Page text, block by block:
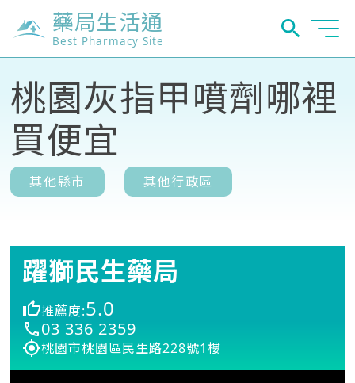
藥局生活通
Best Pharmacy Site
桃園灰指甲噴劑哪裡
買便宜
其他縣市 其他行政區
躍獅民生藥局
推薦度:5.0
03 336 2359
桃園市桃園區民生路228號1樓